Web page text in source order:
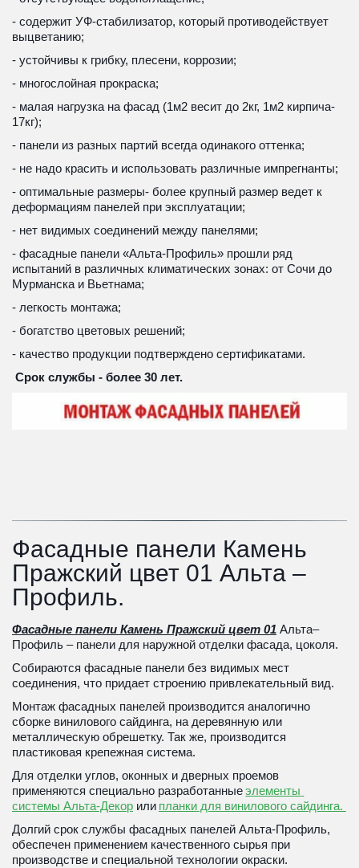
- содержит УФ-стабилизатор, который противодействует
выцветанию;
- устойчивы к грибку, плесени, коррозии;
- многослойная прокраска;
- малая нагрузка на фасад (1м2 весит до 2кг, 1м2 кирпича-
17кг);
- панели из разных партий всегда одинакого оттенка;
- не надо красить и использовать различные импрегнанты;
- оптимальные размеры- более крупный размер ведет к
деформациям панелей при эксплуатации;
- нет видимых соединений между панелями;
- фасадные панели «Альта-Профиль» прошли ряд
испытаний в различных климатических зонах: от Сочи до
Мурманска и Вьетнама;
- легкость монтажа;
- богатство цветовых решений;
- качество продукции подтверждено сертификатами.
Срок службы - более 30 лет.
Фасадные панели Камень
Пражский цвет 01 Альта –
Профиль.
Фасадные панели Камень Пражский цвет 01 Альта–
Профиль – панели для наружной отделки фасада, цоколя.
Собираются фасадные панели без видимых мест
соединения, что придает строению привлекательный вид.
Монтаж фасадных панелей производится аналогично
сборке винилового сайдинга, на деревянную или
металлическую обрешетку. Так же, производится
пластиковая крепежная система.
Для отделки углов, оконных и дверных проемов
применяются специально разработанные элементы
системы Альта-Декор или планки для винилового сайдинга.
Долгий срок службы фасадных панелей Альта-Профиль,
обеспечен применением качественного сырья при
производстве и специальной технологии окраски.